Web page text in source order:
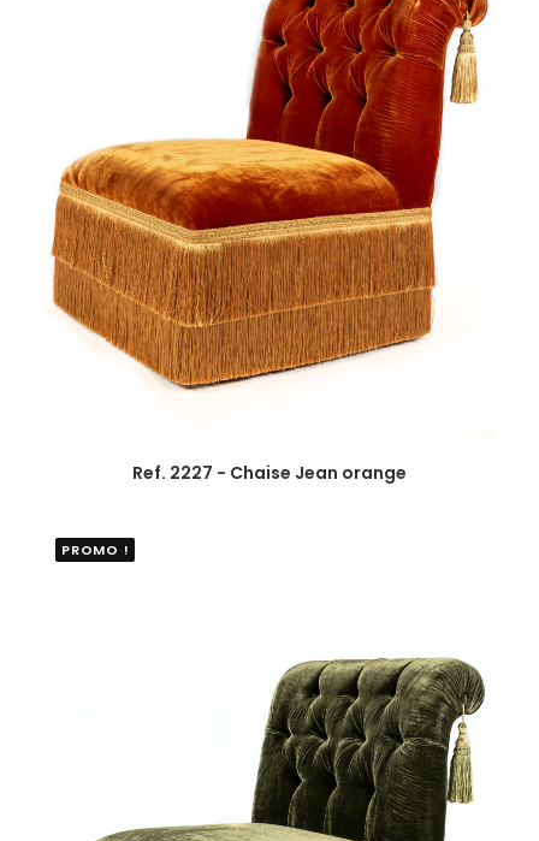
Ref. 2227 - Chaise Jean orange
PROMO !